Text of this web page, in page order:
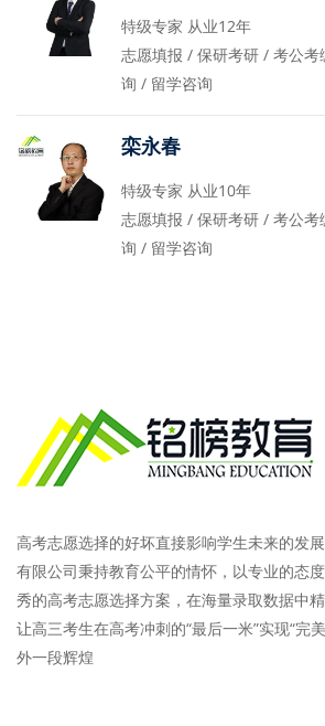
特级专家 从业12年
志愿填报 / 保研考研 / 考公
询 / 留学咨询
栾永春
特级专家 从业10年
志愿填报 / 保研考研 / 考公
询 / 留学咨询
高考志愿选择的好坏直接影响学生未来的发
有限公司秉持教育公平的情怀，以专业的态
秀的高考志愿选择方案，在海量录取数据中
让高三考生在高考冲刺的“最后一米”实现“完
外一段辉煌